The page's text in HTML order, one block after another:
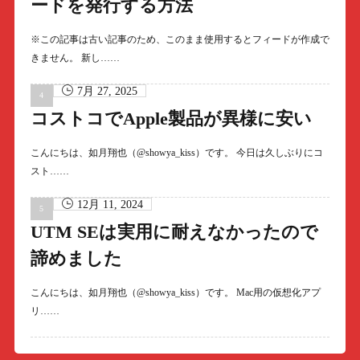
ードを発行する方法
※この記事は古い記事のため、このまま使用するとフィードが作成で
きません。 新し……
7月 27, 2025
コストコでApple製品が異様に安い
こんにちは、如月翔也（@showya_kiss）です。 今日は久しぶりにコ
スト……
12月 11, 2024
UTM SEは実用に耐えなかったので
諦めました
こんにちは、如月翔也（@showya_kiss）です。 Mac用の仮想化アプ
リ……